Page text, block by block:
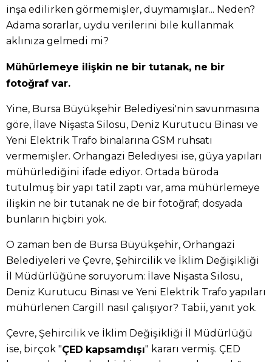
inşa edilirken görmemişler, duymamışlar... Neden?
Adama sorarlar, uydu verilerini bile kullanmak
aklınıza gelmedi mi?
Mühürlemeye ilişkin ne bir tutanak, ne bir
fotoğraf var.
Yine, Bursa Büyükşehir Belediyesi'nin savunmasına
göre, İlave Nişasta Silosu, Deniz Kurutucu Binası ve
Yeni Elektrik Trafo binalarına GSM ruhsatı
vermemişler. Orhangazi Belediyesi ise, güya yapıları
mühürlediğini ifade ediyor. Ortada büroda
tutulmuş bir yapı tatil zaptı var, ama mühürlemeye
ilişkin ne bir tutanak ne de bir fotoğraf; dosyada
bunların hiçbiri yok.
O zaman ben de Bursa Büyükşehir, Orhangazi
Belediyeleri ve Çevre, Şehircilik ve İklim Değişikliği
İl Müdürlüğüne soruyorum: İlave Nişasta Silosu,
Deniz Kurutucu Binası ve Yeni Elektrik Trafo yapıları
mühürlenen Cargill nasıl çalışıyor? Tabii, yanıt yok.
Çevre, Şehircilik ve İklim Değişikliği İl Müdürlüğü
ise, birçok "ÇED kapsamdışı" kararı vermiş. ÇED